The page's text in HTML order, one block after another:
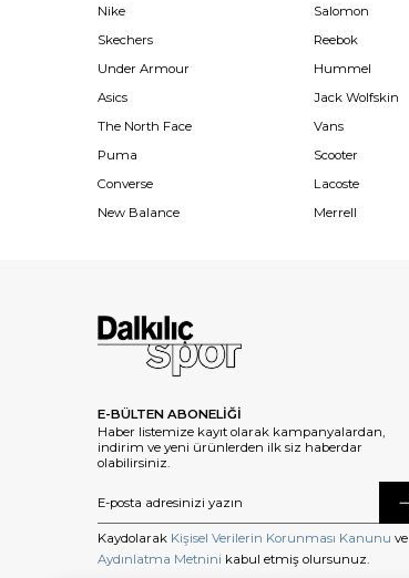
Nike
Skechers
Under Armour
Asics
The North Face
Puma
Converse
New Balance
Salomon
Reebok
Hummel
Jack Wolfskin
Vans
Scooter
Lacoste
Merrell
E-BÜLTEN ABONELİĞİ
Haber listemize kayıt olarak kampanyalardan,
indirim ve yeni ürünlerden ilk siz haberdar
olabilirsiniz.
Kaydolarak Kişisel Verilerin Korunması Kanunu ve
Aydınlatma Metnini kabul etmiş olursunuz.